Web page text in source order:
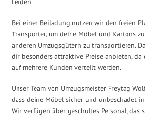
Leiden.
Bei einer Beiladung nutzen wir den freien
Transporter, um deine Möbel und Kartons
anderen Umzugsgütern zu transportieren.
dir besonders attraktive Preise anbieten, da
auf mehrere Kunden verteilt werden.
Unser Team von Umzugsmeister Freytag
dass deine Möbel sicher und unbeschadet
Wir verfügen über geschultes Personal, das